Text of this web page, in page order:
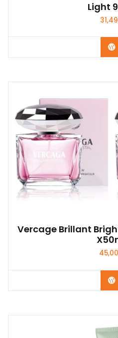
Light
31,49
Vercage Brillant
45,00